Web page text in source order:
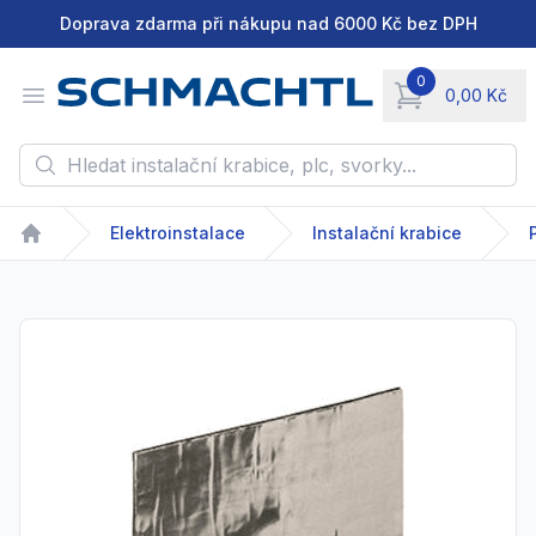
Doprava zdarma při nákupu nad 6000 Kč bez DPH
Open menu
0
0,00 Kč
items in cart,
Hledat instalační krabice, plc, svorky...
Home
Elektroinstalace Instalační krabice